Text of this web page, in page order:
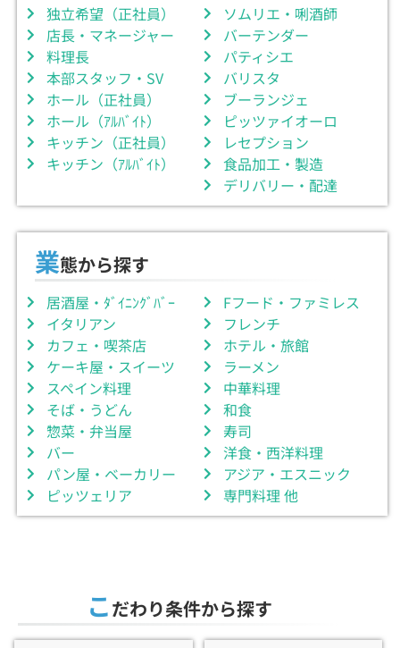
独立希望（正社員）
店長・マネージャー
料理長
本部スタッフ・SV
ホール（正社員）
ホール（ｱﾙﾊﾞｲﾄ）
キッチン（正社員）
キッチン（ｱﾙﾊﾞｲﾄ）
ソムリエ・唎酒師
バーテンダー
パティシエ
バリスタ
ブーランジェ
ピッツァイオーロ
レセプション
食品加工・製造
デリバリー・配達
業態から探す
居酒屋・ﾀﾞｲﾆﾝｸﾞﾊﾞｰ
イタリアン
カフェ・喫茶店
ケーキ屋・スイーツ
スペイン料理
そば・うどん
惣菜・弁当屋
バー
パン屋・ベーカリー
ピッツェリア
Fフード・ファミレス
フレンチ
ホテル・旅館
ラーメン
中華料理
和食
寿司
洋食・西洋料理
アジア・エスニック
専門料理 他
こだわり条件から探す